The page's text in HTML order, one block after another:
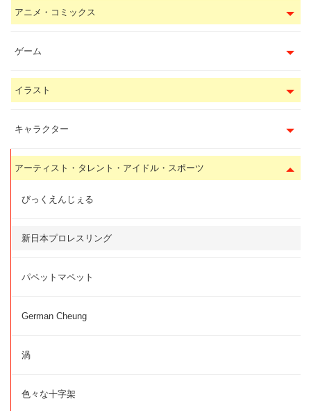
アニメ・コミックス
ゲーム
イラスト
キャラクター
アーティスト・タレント・アイドル・スポーツ
びっくえんじぇる
新日本プロレスリング
パペットマペット
German Cheung
渦
色々な十字架